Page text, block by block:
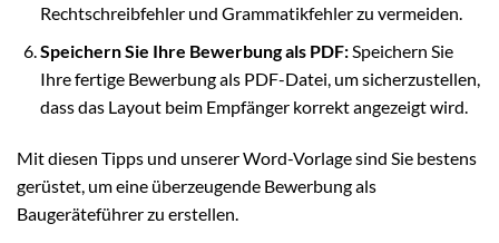
Rechtschreibfehler und Grammatikfehler zu vermeiden.
Speichern Sie Ihre Bewerbung als PDF:Speichern Sie
Ihre fertige Bewerbung als PDF-Datei, um sicherzustellen,
dass das Layout beim Empfänger korrekt angezeigt wird.
Mit diesen Tipps und unserer Word-Vorlage sind Sie bestens
gerüstet, um eine überzeugende Bewerbung als
Baugeräteführer zu erstellen.